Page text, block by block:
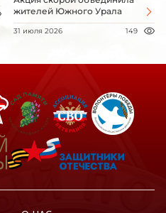
жителей Южного Урала
31 июля 2026 149